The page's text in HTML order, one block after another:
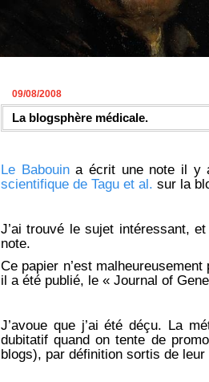
09/08/2008
La blogsphère médicale.
Le Babouina écrit une note il y
scientifique de Tagu et al. sur la
J’ai trouvé le sujet intéressant,
note.
Ce papier n’est
il a été publié, le « Journal of
J’avoue que j’ai été déçu. La
dubitatif quand on tente de
blogs), par définition sortis de leur